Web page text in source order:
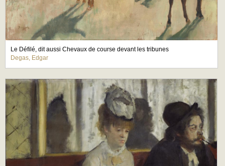
Le Défilé, dit aussi Chevaux de course devant les tribunes
Degas, Edgar